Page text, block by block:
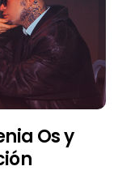
Os y